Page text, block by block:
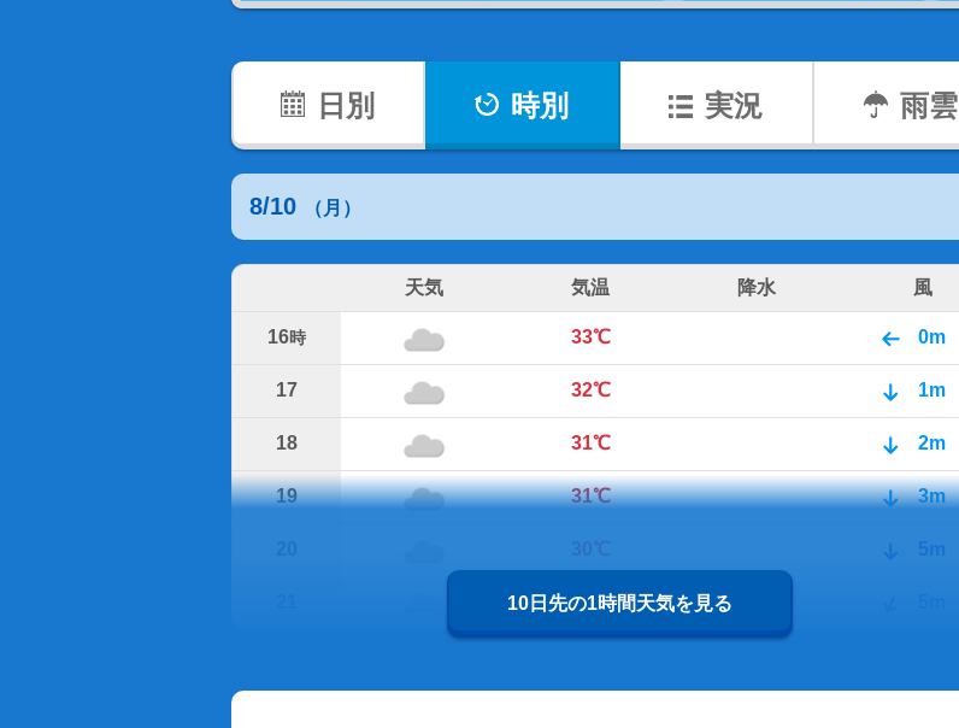
日別 時別 実況 雨雲
8/10 （月）
天気 気温 降水 風
16時 33℃ 0m
17 32℃ 1m
18 31℃ 2m
19 31℃ 3m
29℃
10日先の1時間天気を見る